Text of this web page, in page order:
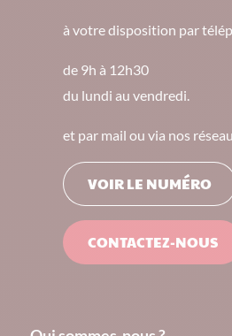
à votre disposition par
de 9h à 12h30
du lundi au vendredi.
et par mail ou via nos
VOIR LE NUMÉRO
CONTACTEZ-NOUS